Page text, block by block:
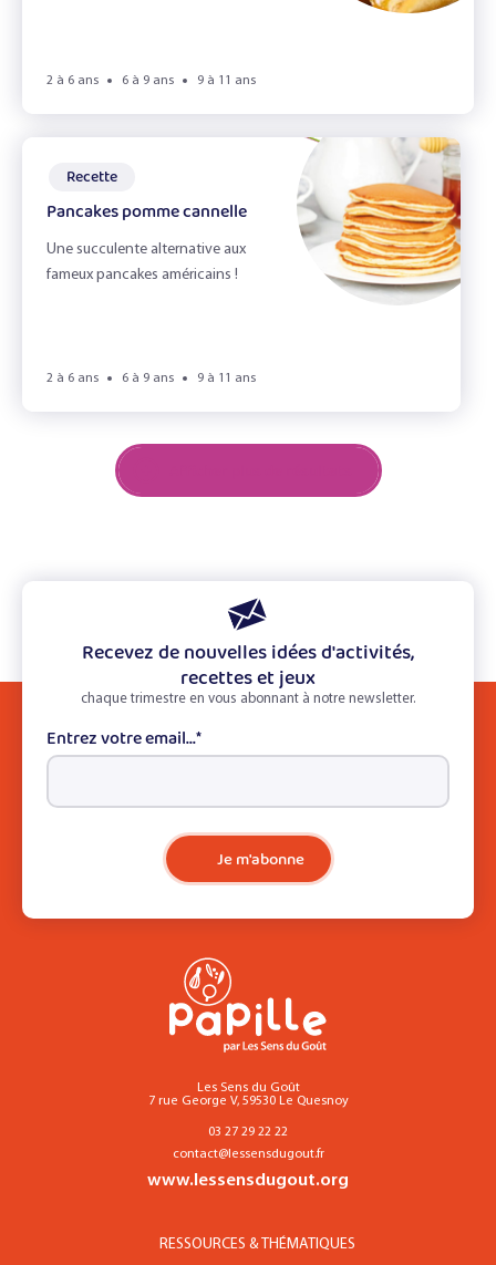
2 à 6 ans 6 à 9 ans 9 à 11 ans
Recette
Pancakes pomme cannelle
Une succulente alternative aux
fameux pancakes américains !
2 à 6 ans 6 à 9 ans 9 à 11 ans
Recevez de nouvelles idées d'activités,
recettes et jeux
chaque trimestre en vous abonnant à notre newsletter.
Entrez votre email...*
Je m'abonne
Les Sens du Goût
7 rue George V, 59530 Le Quesnoy
03 27 29 22 22
contact@lessensdugout.fr
www.lessensdugout.org
RESSOURCES & THÉMATIQUES